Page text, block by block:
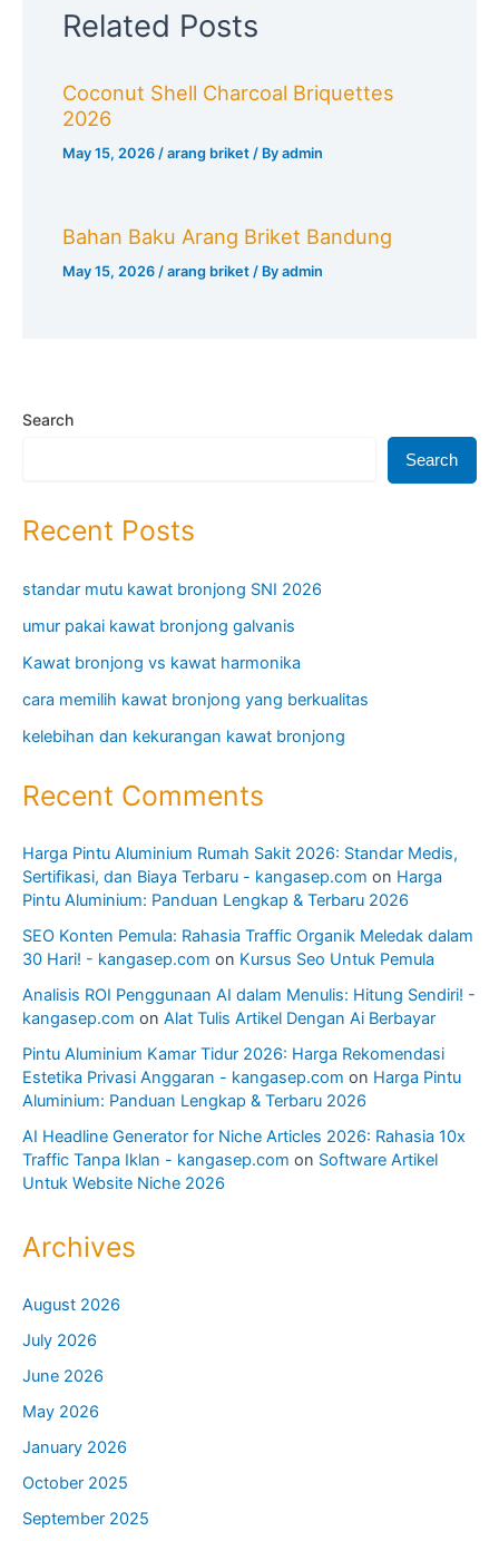
Related Posts
Coconut Shell Charcoal Briquettes
2026
May 15, 2026/arang briket / Byadmin
Bahan Baku Arang Briket Bandung
May 15, 2026/arang briket / Byadmin
Search
Search
Recent Posts
standar mutu kawat bronjong SNI 2026
umur pakai kawat bronjong galvanis
Kawat bronjong vs kawat harmonika
cara memilih kawat bronjong yang berkualitas
kelebihan dan kekurangan kawat bronjong
Recent Comments
Harga Pintu Aluminium Rumah Sakit 2026: Standar Medis,
Sertifikasi, dan Biaya Terbaru - kangasep.com on Harga
Pintu Aluminium: Panduan Lengkap & Terbaru 2026
SEO Konten Pemula: Rahasia Traffic Organik Meledak dalam
30 Hari! - kangasep.com on Kursus Seo Untuk Pemula
Analisis ROI Penggunaan AI dalam Menulis: Hitung Sendiri! -
kangasep.com on Alat Tulis Artikel Dengan Ai Berbayar
Pintu Aluminium Kamar Tidur 2026: Harga Rekomendasi
Estetika Privasi Anggaran - kangasep.com on Harga Pintu
Aluminium: Panduan Lengkap & Terbaru 2026
AI Headline Generator for Niche Articles 2026: Rahasia 10x
Traffic Tanpa Iklan - kangasep.com on Software Artikel
Untuk Website Niche 2026
Archives
August 2026
July 2026
June 2026
May 2026
January 2026
October 2025
September 2025